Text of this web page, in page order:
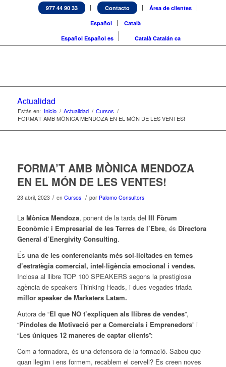
977 44 90 33 Contacto
Área de clientes
Español
Català
Español Español es Català Catalán ca
Actualidad
Estás en: Inicio / Actualidad / Cursos /
FORMA’T AMB MÒNICA MENDOZA EN EL MÓN DE LES VENTES!
FORMA’T AMB MÒNICA MENDOZA
EN EL MÓN DE LES VENTES!
23 abril, 2023 / en Cursos / por Palomo Consultors
La Mònica Mendoza, ponent de la tarda del III Fòrum
Econòmic i Empresarial de les Terres de l’Ebre, és Directora
General d’Energivity Consulting.
És una de les conferenciants més sol·licitades en temes
d’estratègia comercial, intel·ligència emocional i vendes.
Inclosa al llibre TOP 100 SPEAKERS segons la prestigiosa
agència de speakers Thinking Heads, i dues vegades triada
millor speaker de Marketers Latam.
Autora de “El que NO t’expliquen als llibres de vendes”,
“Píndoles de Motivació per a Comercials i Emprenedors” i
“Les úniques 12 maneres de captar clients”:
Com a formadora, és una defensora de la formació. Sabeu que
quan llegim i ens formem, recablem el cervell? Es creen noves